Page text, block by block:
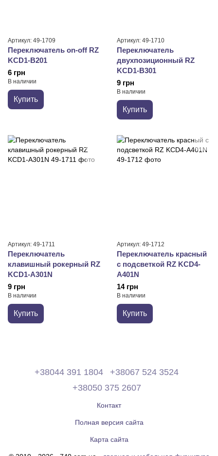
Артикул: 49-1709
Переключатель on-off RZ
KCD1-B201
6 грн
В наличии
Купить
Артикул: 49-1710
Переключатель
двухпозиционный RZ
KCD1-B301
9 грн
В наличии
Купить
Артикул: 49-1711
Переключатель
клавишный рокерный RZ
KCD1-A301N
9 грн
В наличии
Купить
Артикул: 49-1712
Переключатель красный
с подсветкой RZ KCD4-
A401N
14 грн
В наличии
Купить
+38044 391 1804
+38067 524 3524
+38050 375 2607
Контакт
Полная версия сайта
Карта сайта